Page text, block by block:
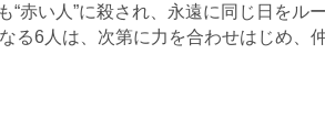
“赤い人”に殺され、永遠に同じ日を
る6人は、次第に力を合わせはじめ、